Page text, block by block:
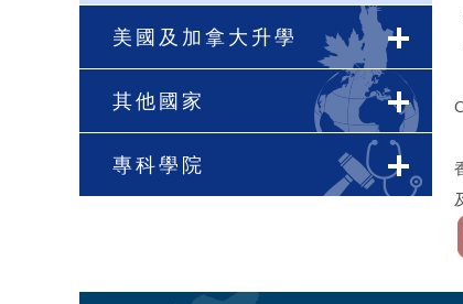
美國及加拿大升學
其他國家
專科學院